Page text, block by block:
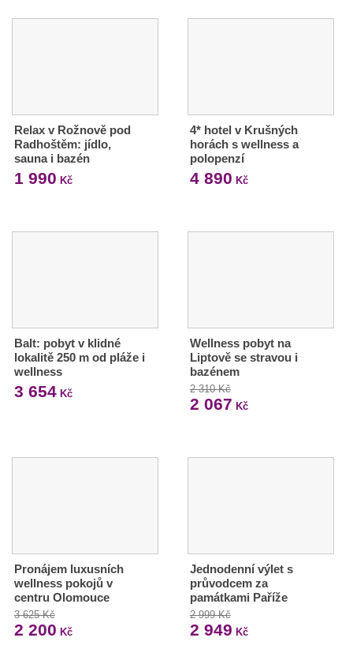
Relax v Rožnově pod
Radhoštěm: jídlo,
sauna i bazén
1 990 Kč
4* hotel v Krušných
horách s wellness a
polopenzí
4 890 Kč
Balt: pobyt v klidné
lokalitě 250 m od pláže i
wellness
3 654 Kč
Wellness pobyt na
Liptově se stravou i
bazénem
2 310 Kč
2 067 Kč
Pronájem luxusních
wellness pokojů v
centru Olomouce
3 625 Kč
2 200 Kč
Jednodenní výlet s
průvodcem za
památkami Paříže
2 999 Kč
2 949 Kč